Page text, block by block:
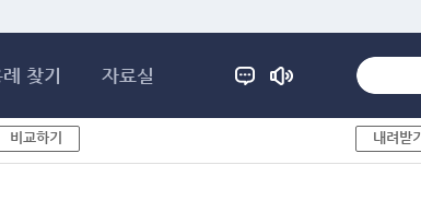
찾기 자료실
비교하기 내려받기